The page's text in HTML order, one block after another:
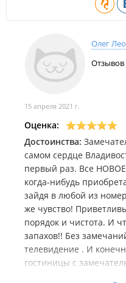
принадлежности, биде,
кабельные каналы,
экраном, электрический
Площадь - 24 кв. м.
В номере: 1 большая
косметические
холодильник, кабельные
телевизор с плоским
вешалка для одежды.
Стоимость проживания:
Категория номера
Одноместный номер
Олег
Отзывов
15 апреля 2021 г.
Оценка:
Достоинства:
самом сердце
первый раз. Все
когда-нибудь
зайдя в любой из
же чувство!
порядок и чистота. И
запахов!! Без
телевидение . И
гостиницы с